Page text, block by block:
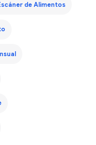
de Alimentos